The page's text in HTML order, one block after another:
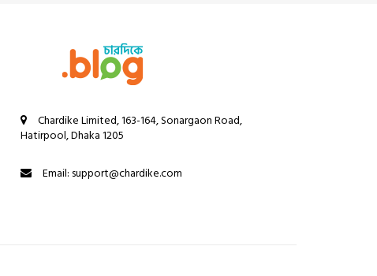
Chardike Limited, 163-164, Sonargaon Road,
Hatirpool, Dhaka 1205
Email: support@chardike.com